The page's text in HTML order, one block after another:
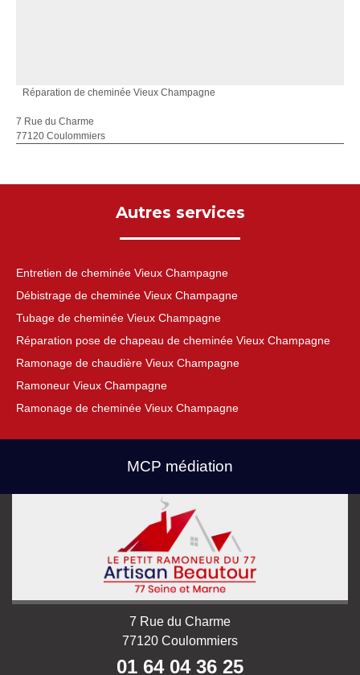
Réparation de cheminée Vieux Champagne
7 Rue du Charme
77120 Coulommiers
Autres services
Entretien de cheminée Vieux Champagne
Débistrage de cheminée Vieux Champagne
Tubage de cheminée Vieux Champagne
Réparation pose de chapeau de cheminée Vieux Champagne
Ramonage de chaudière Vieux Champagne
Ramoneur Vieux Champagne
Ramonage de cheminée Vieux Champagne
MCP médiation
7 Rue du Charme
77120 Coulommiers
01 64 04 36 25